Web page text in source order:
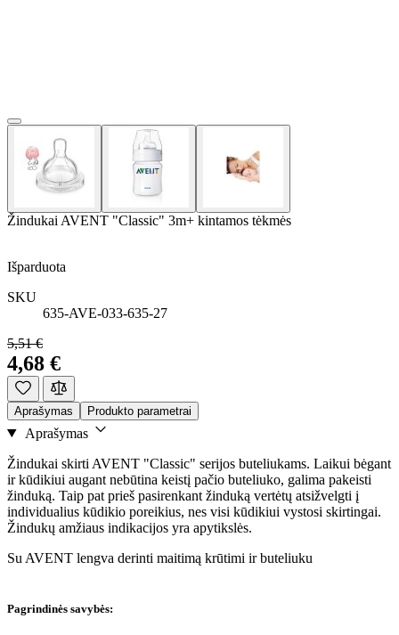
Žindukai AVENT "Classic" 3m+ kintamos tėkmės
Išparduota
SKU
635-AVE-033-635-27
5,51 €
4,68 €
Aprašymas Produkto parametrai
Aprašymas
Žindukai skirti AVENT "Classic" serijos buteliukams. Laikui bėgant
ir kūdikiui augant nebūtina keistį pačio buteliuko, galima pakeisti
žinduką. Taip pat prieš pasirenkant žinduką vertėtų atsižvelgti į
individualius kūdikio poreikius, nes visi kūdikiui vystosi skirtingai.
Žindukų amžiaus indikacijos yra apytikslės.
Su AVENT lengva derinti maitimą krūtimi ir buteliuku
Pagrindinės savybės: